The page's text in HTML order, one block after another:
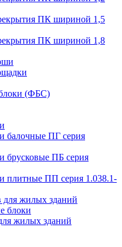
ПК шириной 1,5
ПК шириной 1,8
(ФБС)
балочные ПГ серия
брусковые ПБ серия
плитные ПП серия 1.038.1-
жилых зданий
блоки
жилых зданий